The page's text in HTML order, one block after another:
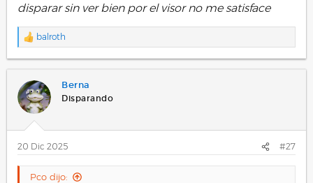
disparar sin ver bien por el visor no me satisface
R
a
c
i
o
e
s
:
balroth
Berna
Disparando
20 Dic 2025 #27
Pco dijo: